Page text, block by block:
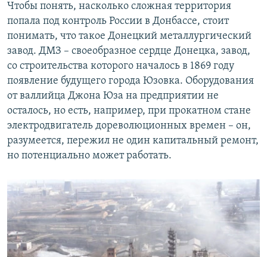
Чтобы понять, насколько сложная территория
попала под контроль России в Донбассе, стоит
понимать, что такое Донецкий металлургический
завод. ДМЗ – своеобразное сердце Донецка, завод,
со строительства которого началось в 1869 году
появление будущего города Юзовка. Оборудования
от валлийца Джона Юза на предприятии не
осталось, но есть, например, при прокатном стане
электродвигатель дореволюционных времен – он,
разумеется, пережил не один капитальный ремонт,
но потенциально может работать.